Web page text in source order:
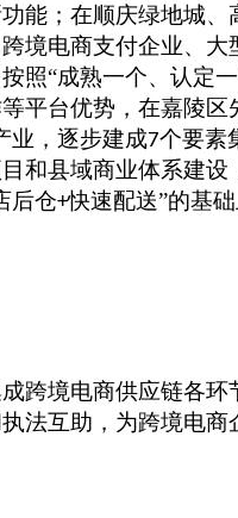
能；在顺庆绿地城
境电商支付企业、
照“成熟一个、认定
平台优势，在嘉陵
业，逐步建成7个要素
和县域商业体系建
后仓+快速配送”的基
跨境电商供应链各
法互助，为跨境电